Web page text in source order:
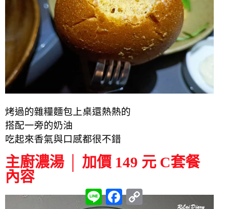
烤過的雜糧麵包上桌還熱熱的
搭配一旁的奶油
吃起來香氣與口感都很不錯
主廚濃湯 │ 加價 149 元 C套餐
內容
L
F